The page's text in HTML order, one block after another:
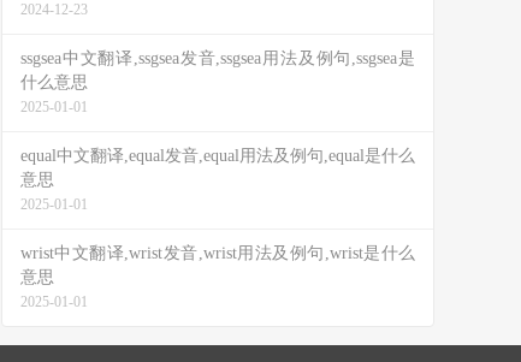
2024-12-23
ssgsea中文翻译,ssgsea发音,ssgsea用法及例句,ssgsea是
什么意思
2025-01-01
equal中文翻译,equal发音,equal用法及例句,equal是什么
意思
2025-01-01
wrist中文翻译,wrist发音,wrist用法及例句,wrist是什么
意思
2025-01-01